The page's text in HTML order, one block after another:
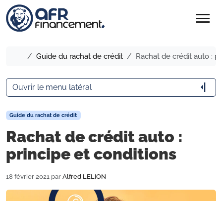
menu
Accueil
Guide du rachat de crédit Rachat de crédit auto :
Guide du rachat de crédit
Rachat de crédit auto :
principe et conditions
18 février 2021 par Alfred LELION
Ouvrir le menu latéral arrow_menu_close